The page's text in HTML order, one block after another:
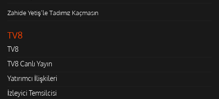
Zahide Yetiş'le Tadımız Kaçmasın
TV8
TV8
TV8 Canlı Yayın
Yatırımcı İlişkileri
İzleyici Temsilcisi